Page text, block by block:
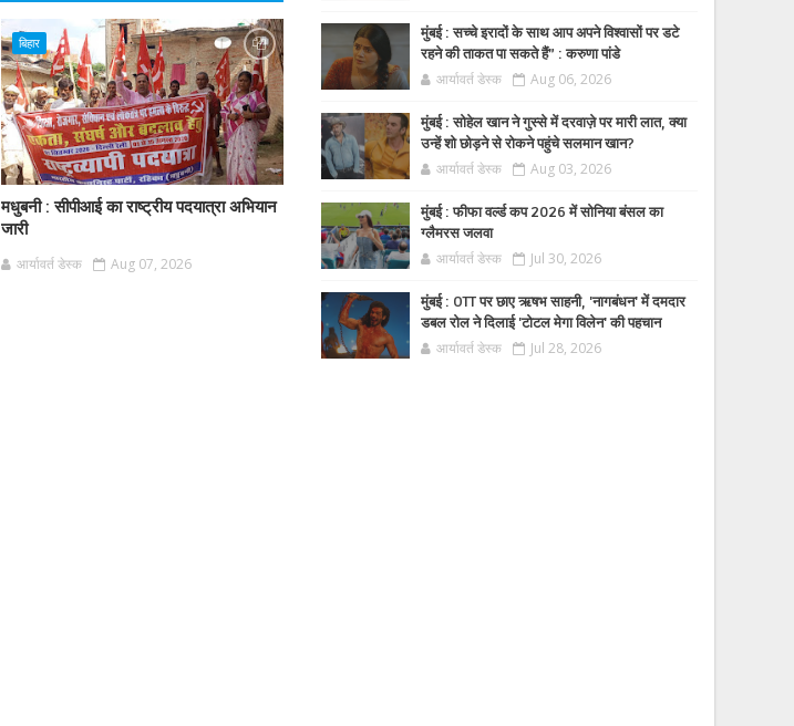
बिहार
मधुबनी : सीपीआई का राष्ट्रीय पदयात्रा अभियान
जारी
आर्यावर्त डेस्क Aug 07, 2026
मुंबई : सच्चे इरादों के साथ आप अपने विश्वासों पर डटे
रहने की ताकत पा सकते हैं” : करुणा पांडे
आर्यावर्त डेस्क Aug 06, 2026
मुंबई : सोहेल खान ने गुस्से में दरवाज़े पर मारी लात, क्या
उन्हें शो छोड़ने से रोकने पहुंचे सलमान खान?
आर्यावर्त डेस्क Aug 03, 2026
मुंबई : फीफा वर्ल्ड कप 2026 में सोनिया बंसल का
ग्लैमरस जलवा
आर्यावर्त डेस्क Jul 30, 2026
मुंबई : OTT पर छाए ऋषभ साहनी, 'नागबंधन' में दमदार
डबल रोल ने दिलाई 'टोटल मेगा विलेन' की पहचान
आर्यावर्त डेस्क Jul 28, 2026